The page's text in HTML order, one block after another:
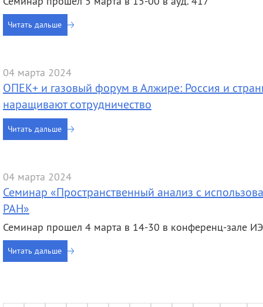
Читать дальше
04 марта 2024
ОПЕК+ и газовый форум в Алжире: Россия и
наращивают сотрудничество
Читать дальше
04 марта 2024
Семинар «Пространственный анализ с
РАН»
Семинар прошел 4 марта в 14-30 в конференц-зале
Читать дальше